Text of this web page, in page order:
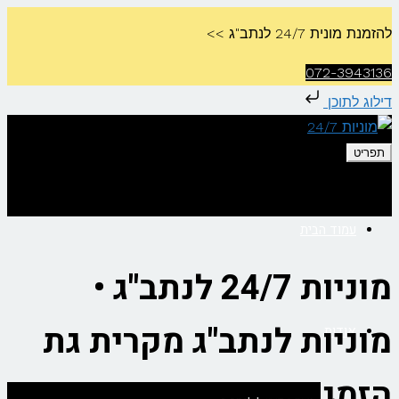
להזמנת מונית 24/7 לנתב"ג >>
072-3943136
דילוג לתוכן
תפריט
אודות
מוניות 24/7 לנתב"ג •
מוניות לנתב"ג מקרית גת